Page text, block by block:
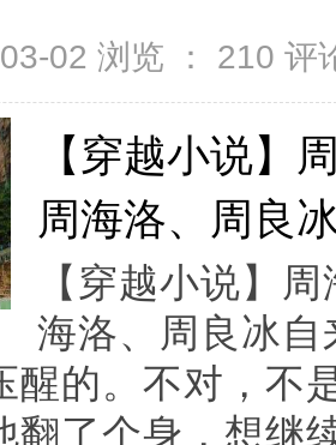
02 浏览 ： 210 评
【穿越小说】
周海洛、周良
【穿越小说】
海洛、周良冰
醒的。不对，不
翻了个身，想继